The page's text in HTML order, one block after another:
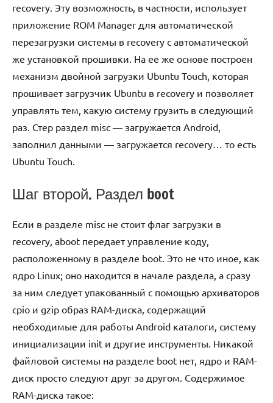
recovery. Эту возможность, в частности, использует
приложение ROM Manager для автоматической
перезагрузки системы в recovery с автоматической
же установкой прошивки. На ее же основе построен
механизм двойной загрузки Ubuntu Touch, которая
прошивает загрузчик Ubuntu в recovery и позволяет
управлять тем, какую систему грузить в следующий
раз. Стер раздел misc — загружается Android,
заполнил данными — загружается recovery… то есть
Ubuntu Touch.
Шаг второй. Раздел boot
Если в разделе misc не стоит флаг загрузки в
recovery, aboot передает управление коду,
расположенному в разделе boot. Это не что иное, как
ядро Linux; оно находится в начале раздела, а сразу
за ним следует упакованный с помощью архиваторов
cpio и gzip образ RAM-диска, содержащий
необходимые для работы Android каталоги, систему
инициализации init и другие инструменты. Никакой
файловой системы на разделе boot нет, ядро и RAM-
диск просто следуют друг за другом. Содержимое
RAM-диска такое: